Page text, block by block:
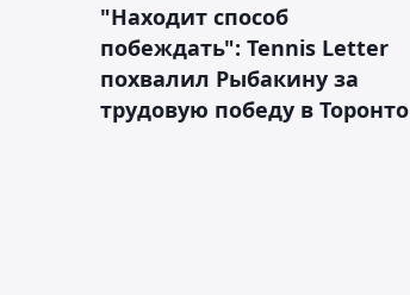
"Находит способ
побеждать": Tennis Letter
похвалил Рыбакину за
трудовую победу в Торонто